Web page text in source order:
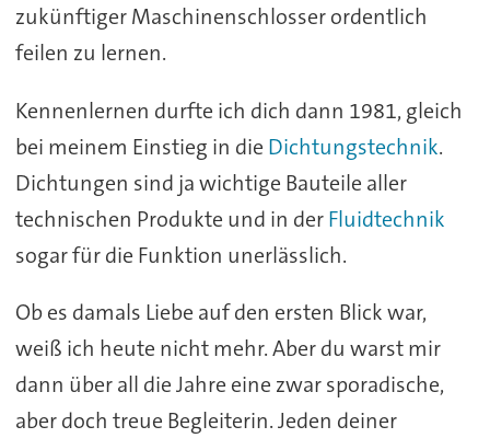
zukünftiger Maschinenschlosser ordentlich
feilen zu lernen.
Kennenlernen durfte ich dich dann 1981, gleich
bei meinem Einstieg in die Dichtungstechnik.
Dichtungen sind ja wichtige Bauteile aller
technischen Produkte und in derFluidtechnik
sogar für die Funktion unerlässlich.
Ob es damals Liebe auf den ersten Blick war,
weiß ich heute nicht mehr. Aber du warst mir
dann über all die Jahre eine zwar sporadische,
aber doch treue Begleiterin. Jeden deiner